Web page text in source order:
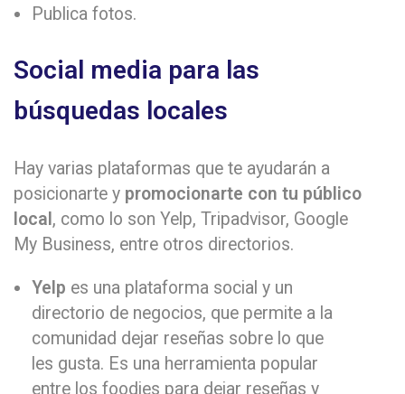
Publica fotos.
Social media para las
búsquedas locales
Hay varias plataformas que te ayudarán a
posicionarte y promocionarte con tu público
local , como lo son Yelp, Tripadvisor, Google
My Business, entre otros directorios.
Yelp es una plataforma social y un
directorio de negocios, que permite a la
comunidad dejar reseñas sobre lo que
les gusta. Es una herramienta popular
entre los foodies para dejar reseñas y